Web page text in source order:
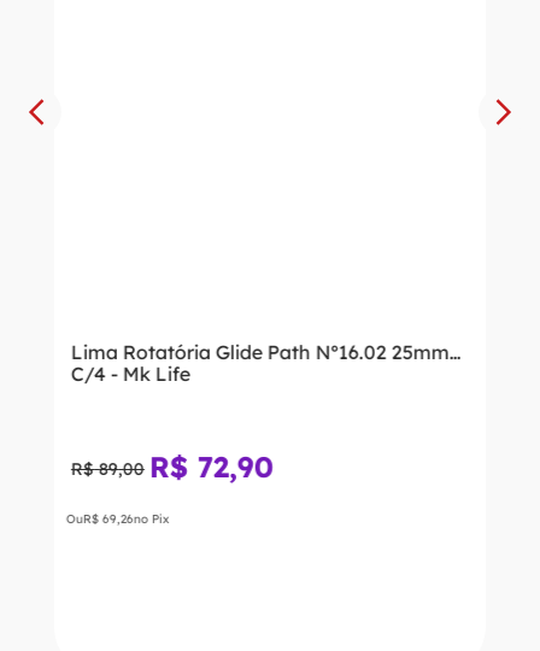
Lima Rotatória Glide Path Nº16.02 25mm
C/4 - Mk Life
R$ 89,00 R$ 72,90
OuR$ 69,26no Pix